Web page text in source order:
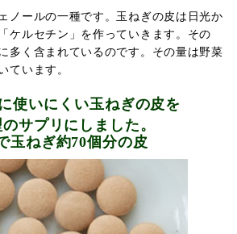
ノールの一種です。玉ねぎの皮は日光か
ケルセチン」を作っていきます。その
多く含まれているのです。その量は野菜
ています。
使いにくい玉ねぎの皮を
サプリにしました。
玉ねぎ約70個分の皮